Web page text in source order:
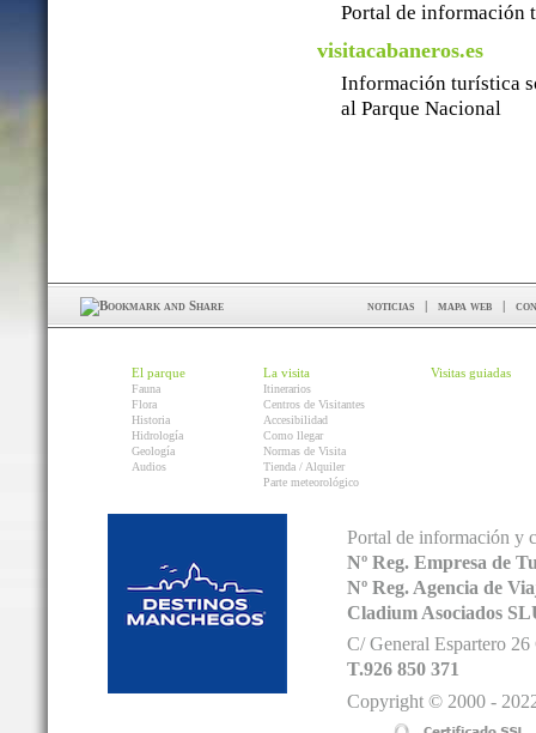
Portal de información
visitacabaneros.es
Información turística
al Parque Nacional
noticias | mapa web |
El parque
Fauna
Flora
Historia
Hidrología
Geología
Audios
La visita
Itinerarios
Centros de Visitantes
Accesibilidad
Como llegar
Normas de Visita
Tienda / Alquiler
Parte meteorológico
Visitas guiadas
Portal de información y
Nº Reg. Empresa de
Nº Reg. Agencia de
Cladium Asociados
C/ General Espartero
T.926 850 371
Copyright © 2000 -